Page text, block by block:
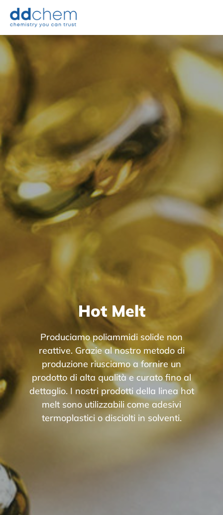
Hot Melt
Produciamo poliammidi solide non
reattive. Grazie al nostro metodo di
produzione riusciamo a fornire un
prodotto di alta qualità e curato fino al
dettaglio. I nostri prodotti della linea hot
melt sono utilizzabili come adesivi
termoplastici o disciolti in solventi.